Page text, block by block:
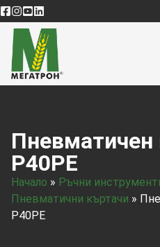
Пневматичен
P40PE
Начало » Ръчни
Пневматични къртачи »
P40PE